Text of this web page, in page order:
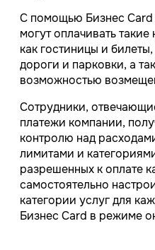
С помощью Бизнес Card
могут оплачивать
как гостиницы и
дороги и парковки, а
возможностью
Сотрудники,
платежи компании,
контролю над
лимитами и
разрешенных к оплате
самостоятельно
категории услуг для
Бизнес Card в режиме